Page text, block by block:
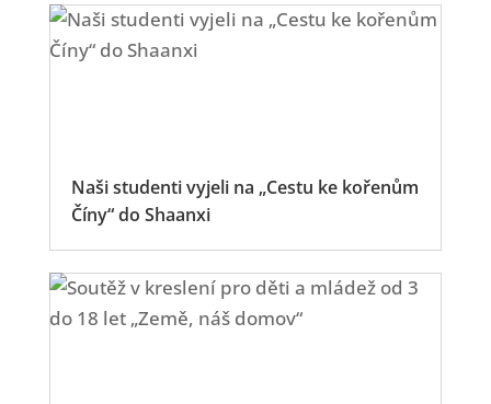
Naši studenti vyjeli na „Cestu ke kořenům
Číny“ do Shaanxi